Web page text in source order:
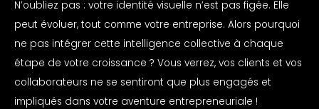
N’oubliez pas : votre identité visuelle n’est pas figée. Elle
peut évoluer, tout comme votre entreprise. Alors pourquoi
ne pas intégrer cette intelligence collective à chaque
étape de votre croissance ? Vous verrez, vos clients et vos
collaborateurs ne se sentiront que plus engagés et
impliqués dans votre aventure entrepreneuriale !